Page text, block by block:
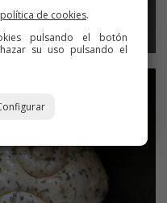
política de cookies.
pulsando el botón
su uso pulsando el